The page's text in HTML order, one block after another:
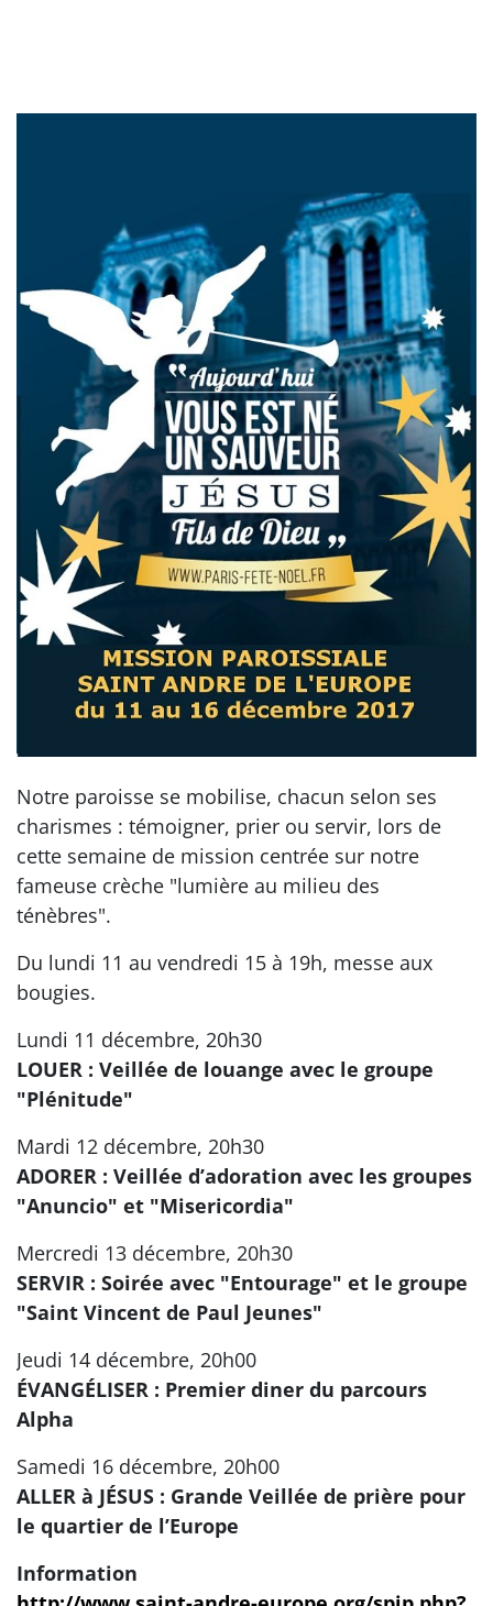
Notre paroisse se mobilise, chacun selon ses
charismes : témoigner, prier ou servir, lors de
cette semaine de mission centrée sur notre
fameuse crèche "lumière au milieu des
ténèbres".
Du lundi 11 au vendredi 15 à 19h, messe aux
bougies.
Lundi 11 décembre, 20h30
LOUER : Veillée de louange avec le groupe
"Plénitude"
Mardi 12 décembre, 20h30
ADORER : Veillée d’adoration avec les groupes
"Anuncio" et "Misericordia"
Mercredi 13 décembre, 20h30
SERVIR : Soirée avec "Entourage" et le groupe
"Saint Vincent de Paul Jeunes"
Jeudi 14 décembre, 20h00
ÉVANGÉLISER : Premier diner du parcours
Alpha
Samedi 16 décembre, 20h00
ALLER à JÉSUS : Grande Veillée de prière pour
le quartier de l’Europe
Information